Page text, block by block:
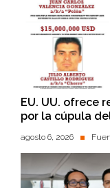
EU. UU. ofrece
por la cúpula
agosto 6, 2026